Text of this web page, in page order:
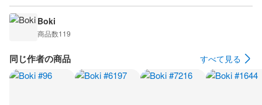
Boki
商品数119
同じ作者の商品 すべて見る